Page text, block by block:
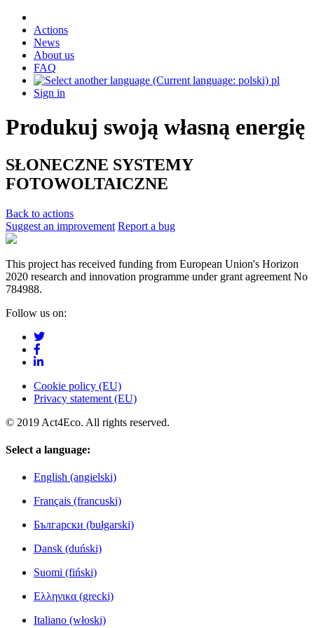
Actions
News
About us
FAQ
pl
Sign in
Produkuj swoją własną energię
SŁONECZNE SYSTEMY
FOTOWOLTAICZNE
Back to actions
Suggest an improvement Report a bug
This project has received funding from European Union's Horizon
2020 research and innovation programme under grant agreement No
784988.
Follow us on:
Cookie policy (EU)
Privacy statement (EU)
© 2019 Act4Eco. All rights reserved.
Select a language:
English (angielski)
Français (francuski)
Български (bułgarski)
Dansk (duński)
Suomi (fiński)
Ελληνικα (grecki)
Italiano (włoski)